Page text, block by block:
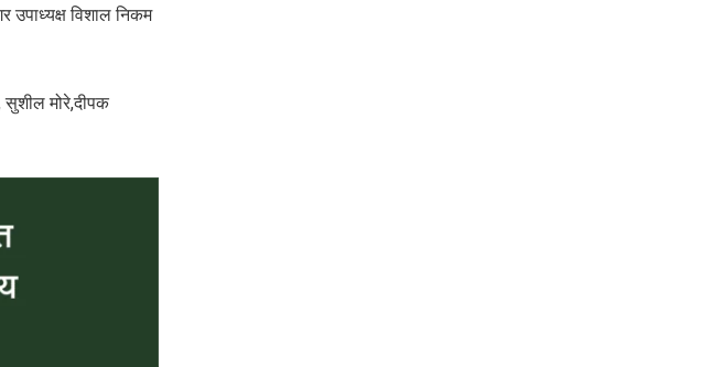
उपाध्यक्ष विशाल निकम
मोरे,दीपक